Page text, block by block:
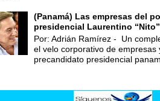
(Panamá) Las empresas del
presidencial Laurentino
Por: Adrián Ramírez - Un
el velo corporativo de empresas
precandidato presidencial